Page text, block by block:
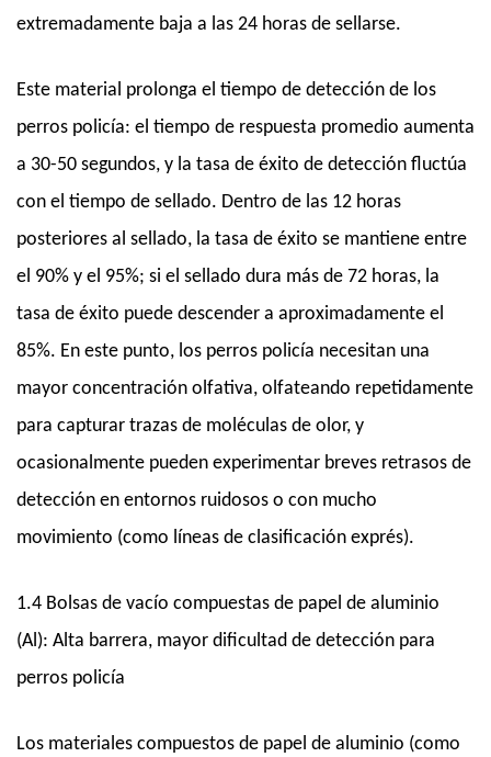
extremadamente baja a las 24 horas de sellarse.
Este material prolonga el tiempo de detección de los
perros policía: el tiempo de respuesta promedio aumenta
a 30-50 segundos, y la tasa de éxito de detección fluctúa
con el tiempo de sellado. Dentro de las 12 horas
posteriores al sellado, la tasa de éxito se mantiene entre
el 90% y el 95%; si el sellado dura más de 72 horas, la
tasa de éxito puede descender a aproximadamente el
85%. En este punto, los perros policía necesitan una
mayor concentración olfativa, olfateando repetidamente
para capturar trazas de moléculas de olor, y
ocasionalmente pueden experimentar breves retrasos de
detección en entornos ruidosos o con mucho
movimiento (como líneas de clasificación exprés).
1.4 Bolsas de vacío compuestas de papel de aluminio
(Al): Alta barrera, mayor dificultad de detección para
perros policía
Los materiales compuestos de papel de aluminio (como